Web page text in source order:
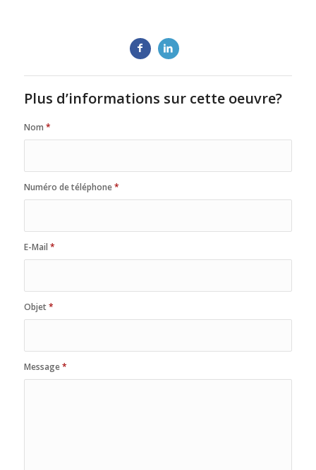
Plus d’informations sur cette oeuvre?
Nom *
Numéro de téléphone*
E-Mail *
Objet*
Message*